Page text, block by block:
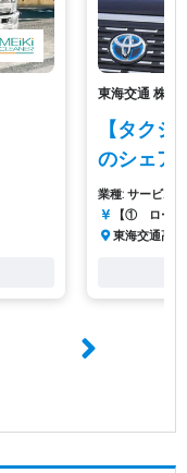
東海交通 株式
【タク
のシェア...
業種: サービ...
【① ローテ
東海交通高